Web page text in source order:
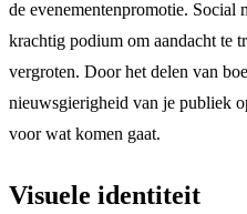
de evenementenpromotie. Social
krachtig podium om aandacht te
vergroten. Door het delen van
nieuwsgierigheid van je publiek
voor wat komen gaat.
Visuele identiteit